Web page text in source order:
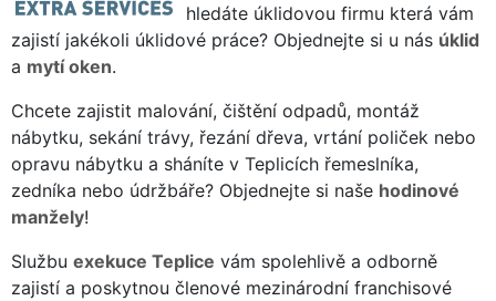
hledáte úklidovou firmu která vám
zajistí jakékoli úklidové práce? Objednejte si u nás úklid
a mytí oken.
Chcete zajistit malování, čištění odpadů, montáž
nábytku, sekání trávy, řezání dřeva, vrtání poliček nebo
opravu nábytku a sháníte v Teplicích řemeslníka,
zedníka nebo údržbáře? Objednejte si naše hodinové
manžely!
Službu exekuce Teplice vám spolehlivě a odborně
zajistí a poskytnou členové mezinárodní franchisové